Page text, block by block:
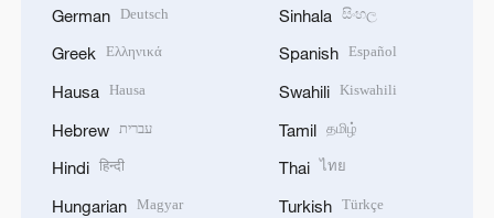
German Deutsch
Greek Ελληνικά
Hausa Hausa
Hebrew עברית
Hindi हिन्दी
Hungarian Magyar
Sinhala සිංහල
Spanish Español
Swahili Kiswahili
Tamil தமிழ்
Thai ไทย
Turkish Türkçe